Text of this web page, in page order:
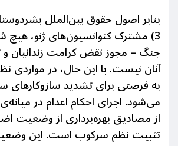
بنابر اصول حقوق بین‌الملل
3) مشترک کنوانسیون‌های ژنو،
جنگ – مجوز نقض کرامت زندانیان
آنان نیست. با این حال، در مواردی
به فرصتی برای تشدید سازوکارهای
می‌شود. اجرای احکام اعدام در
از مصادیق بهره‌برداری از وضعیت
تثبیت نظم سرکوب است. این